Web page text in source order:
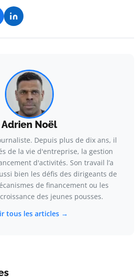
Adrien Noël
Depuis plus de dix ans, il
de la vie d'entreprise, la gestion
d'activités. Son travail l’a
bien les défis des dirigeants de
de financement ou les
des jeunes pousses.
tous les articles →